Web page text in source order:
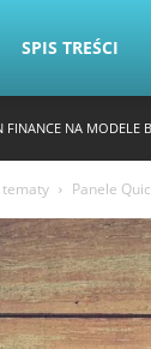
SPIS TREŚCI
NA MODELE
tematy Panele